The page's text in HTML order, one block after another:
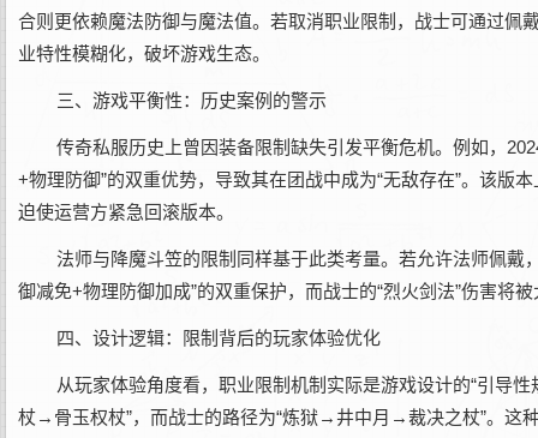
合则更依赖魔法防御与魔法值。若取消职业限制，战士可通过佩
业特性模糊化，破坏游戏生态。
三、游戏平衡性：历史案例的警示
传奇私服历史上曾因装备限制缺失引发平衡危机。例如，
+物理防御”的双重优势，导致其在团战中成为“无敌存在”。该版
迫使运营方紧急回滚版本。
法师与降魔斗笠的限制同样基于此类考量。若允许法师佩戴
御减免+物理防御加成”的双重保护，而战士的“烈火剑法”伤害将
四、设计逻辑：限制背后的玩家体验优化
从玩家体验角度看，职业限制机制实际是游戏设计的“引导
杖→骨玉权杖”，而战士的路径为“炼狱→井中月→裁决之杖”。这